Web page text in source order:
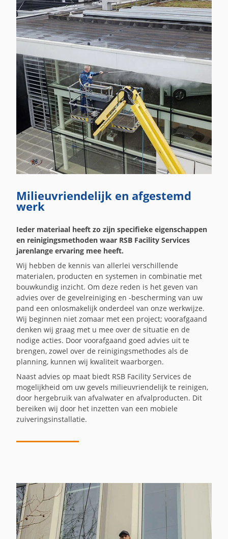
Milieuvriendelijk en afgestemd
werk
Ieder materiaal heeft zo zijn specifieke eigenschappen
en reinigingsmethoden waar RSB Facility Services
jarenlange ervaring mee heeft.
Wij hebben de kennis van allerlei verschillende
materialen, producten en systemen in combinatie met
bouwkundig inzicht. Om deze reden is het geven van
advies over de gevelreiniging en -bescherming van uw
pand een onlosmakelijk onderdeel van onze werkwijze.
Wij beginnen niet zomaar met een project; voorafgaand
denken wij graag met u mee over de situatie en de
nodige acties. Door voorafgaand goed advies uit te
brengen, zowel over de reinigingsmethodes als de
planning, kunnen wij kwaliteit waarborgen.
Naast advies op maat biedt RSB Facility Services de
mogelijkheid om uw gevels milieuvriendelijk te reinigen,
door hergebruik van afvalwater en afvalproducten. Dit
bereiken wij door het inzetten van een mobiele
zuiveringsinstallatie.